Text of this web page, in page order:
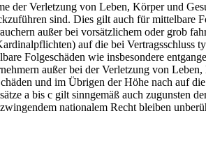
der Verletzung von Leben, Körper und
sind. Dies gilt auch für mittelbare
außer bei vorsätzlichem oder grob
auf die bei Vertragsschluss
Folgeschäden wie insbesondere
außer bei der Verletzung von
und im Übrigen der Höhe nach auf
a bis c gilt sinngemäß auch zugunsten
nationalem Recht bleiben